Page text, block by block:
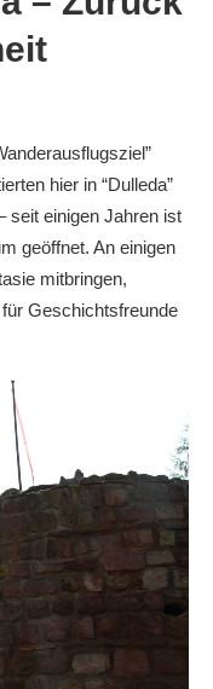
hier in “Dulleda”
seit einigen Jahren ist
geöffnet. An einigen
mitbringen,
Geschichtsfreunde